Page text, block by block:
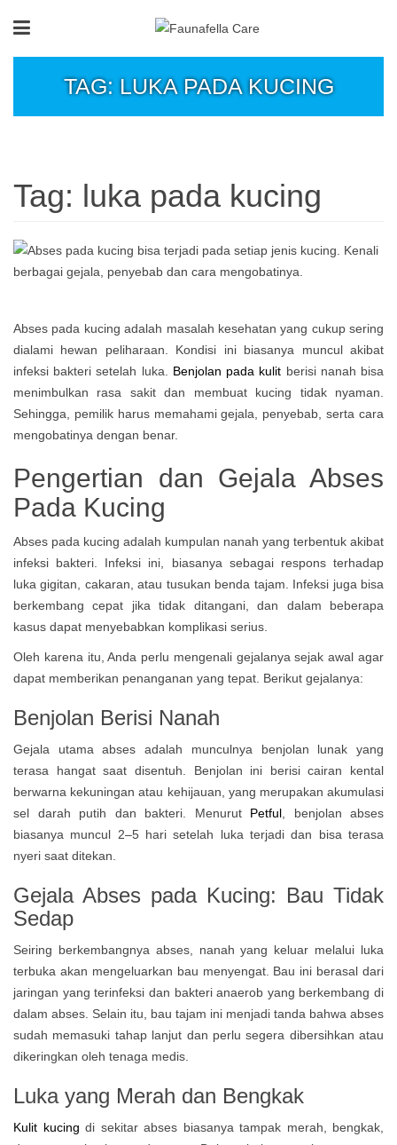
TAG: LUKA PADA KUCING
Tag: luka pada kucing
Abses pada kucing adalah masalah kesehatan yang cukup sering
dialami hewan peliharaan. Kondisi ini biasanya muncul akibat
infeksi bakteri setelah luka. Benjolan pada kulit berisi nanah bisa
menimbulkan rasa sakit dan membuat kucing tidak nyaman.
Sehingga, pemilik harus memahami gejala, penyebab, serta cara
mengobatinya dengan benar.
Pengertian dan Gejala Abses
Pada Kucing
Abses pada kucing adalah kumpulan nanah yang terbentuk akibat
infeksi bakteri. Infeksi ini, biasanya sebagai respons terhadap
luka gigitan, cakaran, atau tusukan benda tajam. Infeksi juga bisa
berkembang cepat jika tidak ditangani, dan dalam beberapa
kasus dapat menyebabkan komplikasi serius.
Oleh karena itu, Anda perlu mengenali gejalanya sejak awal agar
dapat memberikan penanganan yang tepat. Berikut gejalanya:
Benjolan Berisi Nanah
Gejala utama abses adalah munculnya benjolan lunak yang
terasa hangat saat disentuh. Benjolan ini berisi cairan kental
berwarna kekuningan atau kehijauan, yang merupakan akumulasi
sel darah putih dan bakteri. Menurut
Petful , benjolan abses
biasanya muncul 2–5 hari setelah luka terjadi dan bisa terasa
nyeri saat ditekan.
Gejala Abses pada Kucing: Bau Tidak
Sedap
Seiring berkembangnya abses, nanah yang keluar melalui luka
terbuka akan mengeluarkan bau menyengat. Bau ini berasal dari
jaringan yang terinfeksi dan bakteri anaerob yang berkembang di
dalam abses. Selain itu, bau tajam ini menjadi tanda bahwa abses
sudah memasuki tahap lanjut dan perlu segera dibersihkan atau
dikeringkan oleh tenaga medis.
Luka yang Merah dan Bengkak
Kulit kucing di sekitar abses biasanya tampak merah, bengkak,